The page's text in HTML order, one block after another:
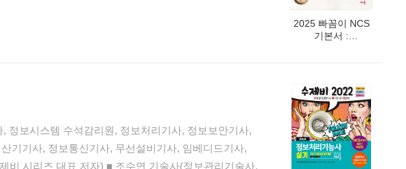
2025 빠꼼이 NCS
기본서 :
정보시스템 수석감리원, 정보처리기사, 정보보안기사,
기기사, 정보통신기사, 무선설비기사, 임베디드기사,
비 시리즈 대표 저자) ■ 조수연 기술사(정보관리기술사,